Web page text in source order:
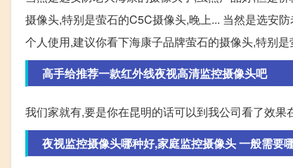
摄像头,特别是萤石的C5C摄像头,晚上... 当然是选安
个人使用,建议你看下海康子品牌萤石的摄像头,特别是
高手给推荐一款红外线夜视高清监控摄像头吧
我们家就有,要是你在昆明的话可以到我公司看了效
夜视监控摄像头哪种好,家庭监控摄像头 一般需要